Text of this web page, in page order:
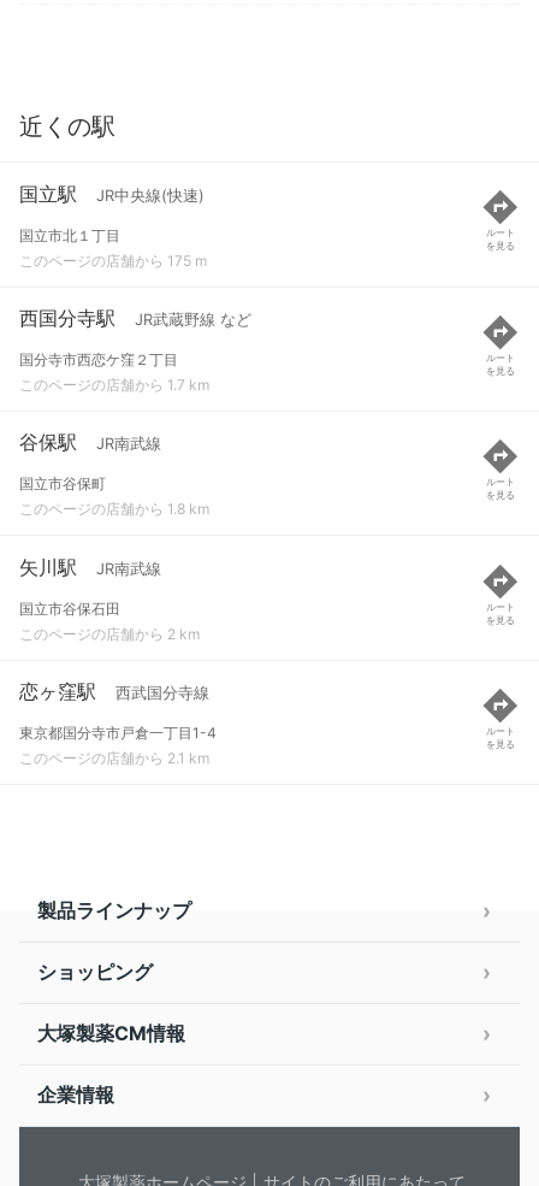
近くの駅
国立駅 JR中央線(快速)
国立市北１丁目
このページの店舗から 175 m
ルート
を見る
西国分寺駅 JR武蔵野線 など
国分寺市西恋ケ窪２丁目
このページの店舗から 1.7 km
ルート
を見る
谷保駅 JR南武線
国立市谷保町
このページの店舗から 1.8 km
ルート
を見る
矢川駅 JR南武線
国立市谷保石田
このページの店舗から 2 km
ルート
を見る
恋ヶ窪駅 西武国分寺線
東京都国分寺市戸倉一丁目1-4
このページの店舗から 2.1 km
ルート
を見る
製品ラインナップ
ショッピング
大塚製薬CM情報
企業情報